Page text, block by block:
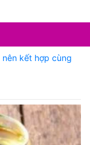
kết hợp cùng